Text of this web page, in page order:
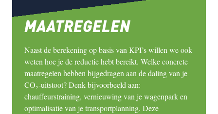
MAATREGELEN
Naast de berekening op basis van KPI’s willen we ook
weten hoe je de reductie hebt bereikt. Welke concrete
maatregelen hebben bijgedragen aan de daling van je
CO₂-uitstoot? Denk bijvoorbeeld aan:
chauffeurstraining, vernieuwing van je wagenpark en
optimalisatie van je transportplanning. Deze